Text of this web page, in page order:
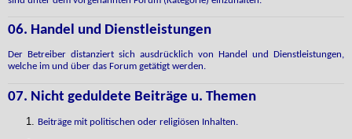
06. Handel und Dienstleistungen
Der Betreiber distanziert sich ausdrücklich von Handel und Dienstleistungen,
welche im und über das Forum getätigt werden.
07. Nicht geduldete Beiträge u. Themen
Beiträge mit politischen oder religiösen Inhalten.